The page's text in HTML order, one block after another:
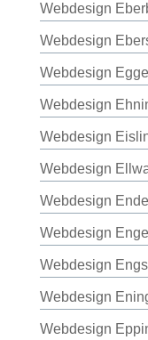
Webdesign
Webdesign
Webdesign
Webdesign
Webdesign
Webdesign
Webdesign
Webdesign
Webdesign
Webdesign
Webdesign